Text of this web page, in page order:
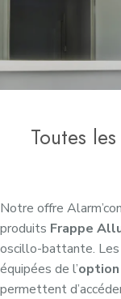
Toutes
Notre offre
produits Frappe
oscillo-battante.
équipées de l’option
permettent